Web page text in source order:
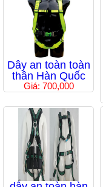
Dây an toàn toàn
thân Hàn Quốc
Giá: 700,000